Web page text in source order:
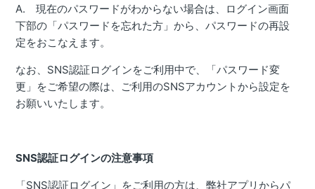
A. 現在のパスワードがわからない場合は、ログイン画面
下部の「パスワードを忘れた方」から、パスワードの再設
定をおこなえます。
なお、SNS認証ログインをご利用中で、「パスワード変
更」をご希望の際は、ご利用のSNSアカウントから設定を
お願いいたします。
SNS認証ログインの注意事項
「SNS認証ログイン」をご利用の方は、弊社アプリからパ